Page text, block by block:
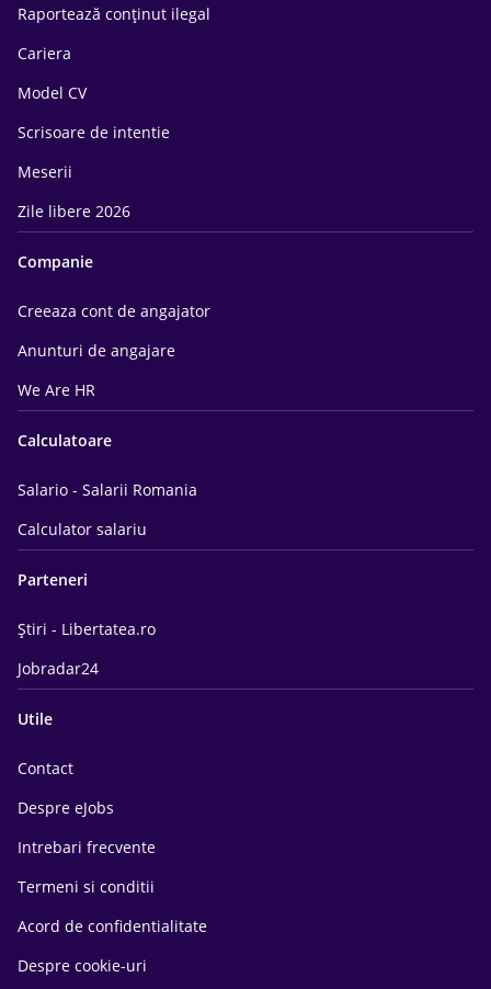
Raportează conținut ilegal
Cariera
Model CV
Scrisoare de intentie
Meserii
Zile libere 2026
Companie
Creeaza cont de angajator
Anunturi de angajare
We Are HR
Calculatoare
Salario - Salarii Romania
Calculator salariu
Parteneri
Știri - Libertatea.ro
Jobradar24
Utile
Contact
Despre eJobs
Intrebari frecvente
Termeni si conditii
Acord de confidentialitate
Despre cookie-uri